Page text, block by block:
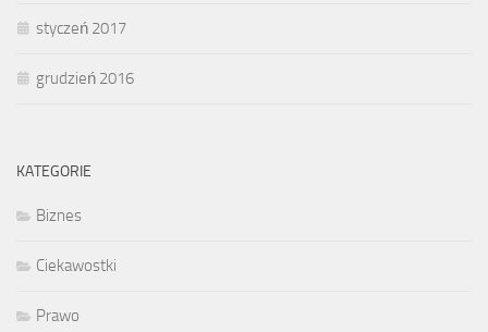
styczeń 2017
grudzień 2016
KATEGORIE
Biznes
Ciekawostki
Prawo